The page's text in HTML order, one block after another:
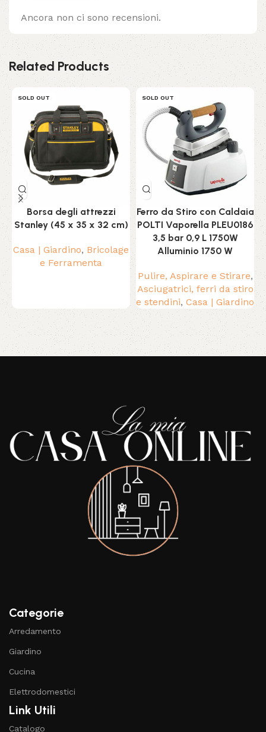
Ancora non ci sono recensioni.
Related Products
SOLD OUT
Borsa degli attrezzi
Stanley (45 x 35 x 32 cm)
Casa | Giardino, Bricolage
e Ferramenta
SOLD OUT
Ferro da Stiro con Caldaia
POLTI Vaporella PLEU0186
3,5 bar 0,9 L 1750W
Alluminio 1750 W
Pulire, Aspirare e Stirare,
Asciugatrici, ferri da stiro
e stendini, Casa | Giardino
Read More
Categorie
Arredamento
Giardino
Cucina
Elettrodomestici
Link Utili
Catalogo